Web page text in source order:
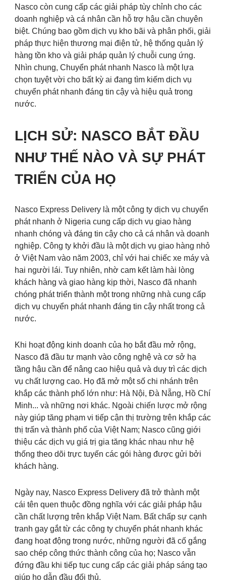
Nasco còn cung cấp các giải pháp tùy chỉnh cho các
doanh nghiệp và cá nhân cần hỗ trợ hậu cần chuyên
biệt. Chúng bao gồm dịch vụ kho bãi và phân phối, giải
pháp thực hiện thương mại điện tử, hệ thống quản lý
hàng tồn kho và giải pháp quản lý chuỗi cung ứng.
Nhìn chung, Chuyển phát nhanh Nasco là một lựa
chọn tuyệt vời cho bất kỳ ai đang tìm kiếm dịch vụ
chuyển phát nhanh đáng tin cậy và hiệu quả trong
nước.
LỊCH SỬ: NASCO BẮT ĐẦU
NHƯ THẾ NÀO VÀ SỰ PHÁT
TRIỂN CỦA HỌ
Nasco Express Delivery là một công ty dịch vụ chuyển
phát nhanh ở Nigeria cung cấp dịch vụ giao hàng
nhanh chóng và đáng tin cậy cho cả cá nhân và doanh
nghiệp. Công ty khởi đầu là một dịch vụ giao hàng nhỏ
ở Việt Nam vào năm 2003, chỉ với hai chiếc xe máy và
hai người lái. Tuy nhiên, nhờ cam kết làm hài lòng
khách hàng và giao hàng kịp thời, Nasco đã nhanh
chóng phát triển thành một trong những nhà cung cấp
dịch vụ chuyển phát nhanh đáng tin cậy nhất trong cả
nước.
Khi hoạt động kinh doanh của họ bắt đầu mở rộng,
Nasco đã đầu tư mạnh vào công nghệ và cơ sở hạ
tầng hậu cần để nâng cao hiệu quả và duy trì các dịch
vụ chất lượng cao. Họ đã mở một số chi nhánh trên
khắp các thành phố lớn như: Hà Nội, Đà Nẵng, Hồ Chí
Minh... và những nơi khác. Ngoài chiến lược mở rộng
này giúp tăng phạm vi tiếp cận thị trường trên khắp các
thị trấn và thành phố của Việt Nam; Nasco cũng giới
thiệu các dịch vụ giá trị gia tăng khác nhau như hệ
thống theo dõi trực tuyến các gói hàng được gửi bởi
khách hàng.
Ngày nay, Nasco Express Delivery đã trở thành một
cái tên quen thuộc đồng nghĩa với các giải pháp hậu
cần chất lượng trên khắp Việt Nam. Bất chấp sự cạnh
tranh gay gắt từ các công ty chuyển phát nhanh khác
đang hoạt động trong nước, những người đã cố gắng
sao chép công thức thành công của họ; Nasco vẫn
đứng đầu khi tiếp tục cung cấp các giải pháp sáng tạo
giúp họ dẫn đầu đối thủ.